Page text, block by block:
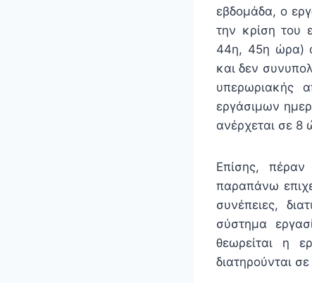
εβδομάδα, ο
την κρίση του
44η, 45η ώρα)
και δεν
υπερωριακής
εργάσιμων
ανέρχεται σε
Επίσης,
παραπάνω
συνέπειες,
σύστημα
θεωρείται η
διατηρούνται